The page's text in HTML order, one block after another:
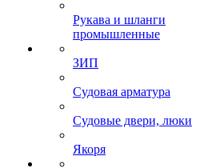
Рукава и шланги
промышленные
ЗИП
Судовая арматура
Судовые двери, люки
Якоря